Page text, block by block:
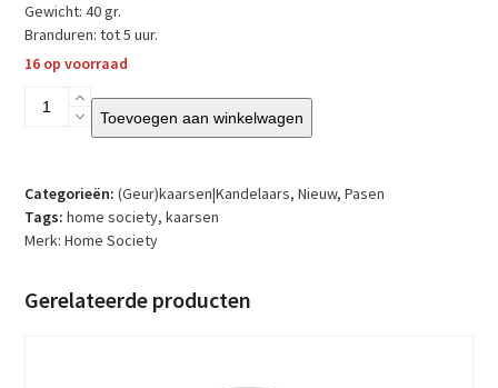
Gewicht: 40 gr.
Branduren: tot 5 uur.
16 op voorraad
Home
kaarsje
bunny
Ivo
aantal
Toevoegen aan winkelwagen
Categorieën: (Geur)kaarsen|Kandelaars,Nieuw,Pasen
Tags: home society,kaarsen
Merk:Home Society
Gerelateerde producten